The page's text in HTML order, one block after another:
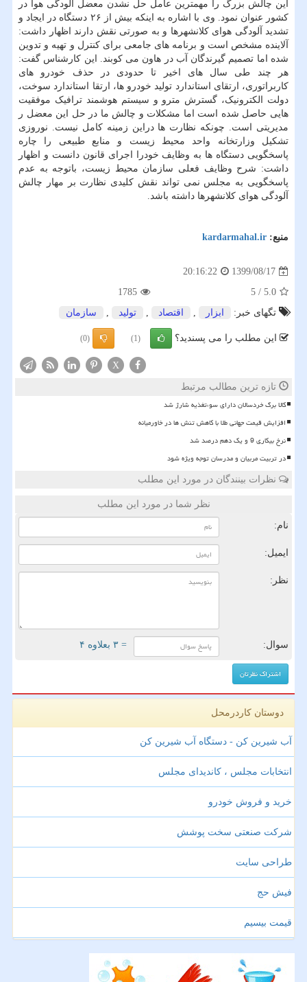
این چالش بزرگ را مهمترین عامل حل نشدن معضل آلودگی هوا در
کشور عنوان نمود. وی با اشاره به اینکه بیش از ۲۶ دستگاه در ایجاد و
تشدید آلودگی هوای کلانشهرها و به صورتی نقش دارند اظهار داشت:
آلاینده مشخص است و برنامه های جامعی برای کنترل و تهیه و تدوین
شده اما تصمیم گیرندگان آب در هاون می کوبند. این کارشناس گفت:
هر چند طی سال های اخیر تا حدودی در حذف خودرو های
کاربراتوری، ارتقای استاندارد تولید خودرو ها، ارتقا استاندارد سوخت،
دولت الکترونیک، گسترش مترو و سیستم هوشمند ترافیک موفقیت
هایی حاصل شده است اما مشکلات و چالش ما در حل این معضل ر
مدیریتی است. چونکه نظارت ها دراین زمینه کامل نیست. نوروزی
تشکیل وزارتخانه واحد محیط زیست و منابع طبیعی را چاره
پاسخگویی دستگاه ها به وظایف خودرا اجرای قانون دانست و اظهار
داشت: شرح وظایف فعلی سازمان محیط زیست، باتوجه به عدم
پاسخگویی به مجلس نمی تواند نقش کلیدی نظارت بر مهار چالش
آلودگی هوای کلانشهرها داشته باشد.
منبع: kardarmahal.ir
1399/08/17
20:16:22
5.0
/
5
1785
تگهای خبر:
ابزار , اقتصاد , تولید , سازمان
این مطلب را می پسندید؟ (1)
(0)
X
تازه ترین مطالب مرتبط
کالا برگ خردسالان دارای سوءتغذیه شارژ شد
افزایش قیمت جهانی طلا با کاهش تنش ها در خاورمیانه
نرخ بیکاری 9 و یک دهم درصد شد
در تربیت مربیان و مدرسان توجه ویژه شود
نظرات بینندگان در مورد این مطلب
نظر شما در مورد این مطلب
نام:
ایمیل:
نظر:
سوال: = ۳ بعلاوه ۴
دوستان کاردرمحل
آب شیرین کن - دستگاه آب شیرین کن
انتخابات مجلس ، کاندیدای مجلس
خرید و فروش خودرو
شرکت صنعتی سخت پوشش
طراحی سایت
فیش حج
قیمت بیسیم